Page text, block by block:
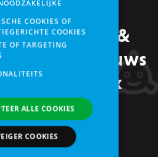
promoties &
ook nieuws
in je mailbox
nieuwsbrief
COOKIES OF
COOKIES
OF TARGETING
ALLE COOKIES
COOKIES